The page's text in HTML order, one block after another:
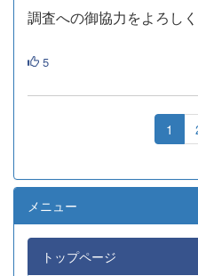
調査への御協力をよろし
5
1
メニュー
トップページ